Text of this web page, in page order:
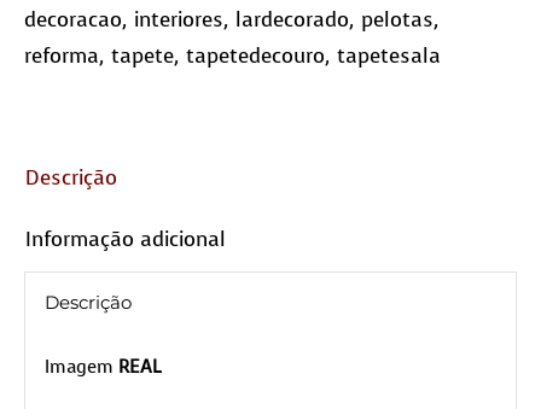
decoracao, interiores, lardecorado, pelotas,
reforma, tapete, tapetedecouro, tapetesala
Descrição
Informação adicional
Descrição
Imagem REAL